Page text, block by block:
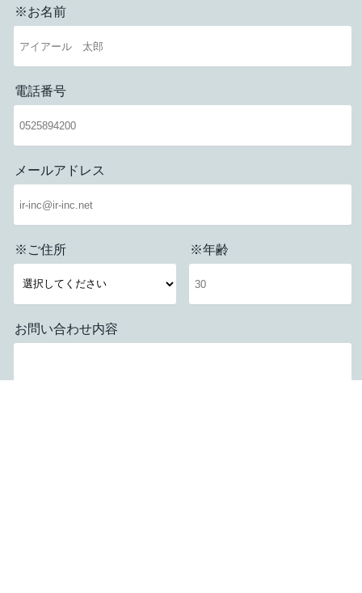
※お名前
電話番号
メールアドレス
※ご住所 ※年齢
お問い合わせ内容